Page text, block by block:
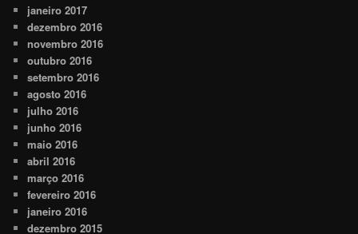
janeiro 2017
dezembro 2016
novembro 2016
outubro 2016
setembro 2016
agosto 2016
julho 2016
junho 2016
maio 2016
abril 2016
março 2016
fevereiro 2016
janeiro 2016
dezembro 2015